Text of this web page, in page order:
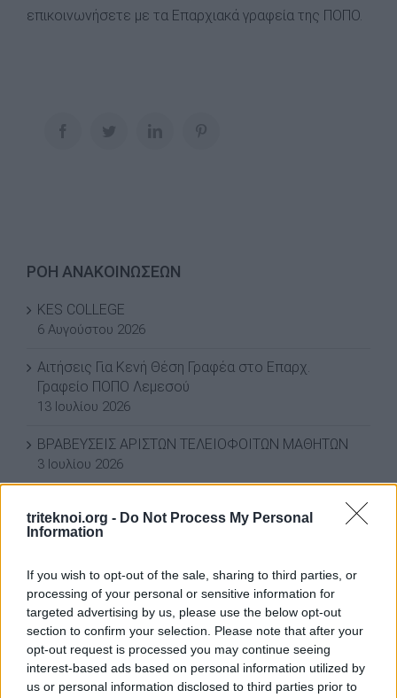
triteknoi.org - Do Not Process My Personal
Information
If you wish to opt-out of the sale, sharing to third parties, or
processing of your personal or sensitive information for
targeted advertising by us, please use the below opt-out
section to confirm your selection. Please note that after your
opt-out request is processed you may continue seeing
interest-based ads based on personal information utilized by
us or personal information disclosed to third parties prior to
επικοινωνήσετε με τα Επαρχιακά γραφεία της ΠΟΠΟ.
ΡΟΗ ΑΝΑΚΟΙΝΩΣΕΩΝ
KES COLLEGE
6 Αυγούστου 2026
Αιτήσεις Για Κενή Θέση Γραφέα στο Επαρχ.
Γραφείο ΠΟΠΟ Λεμεσού
13 Ιουλίου 2026
ΒΡΑΒΕΥΣΕΙΣ ΑΡΙΣΤΩΝ ΤΕΛΕΙΟΦΟΙΤΩΝ ΜΑΘΗΤΩΝ
3 Ιουλίου 2026
ΕΚΠΤΩΣΗ ΣΤΗ ΦΟΡΟΛΟΓΙΑ ΣΚΥΒΑΛΩΝ ΓΙΑ ΤΟ 2026
3 Ιουλίου 2026
11 Ιουνίου 2026
Water World Ayia Napa Cyprus ΕΚΠΤΩΣΗ ΓΙΑ 2026
8 Ιουνίου 2026
ΕΚΠΤΩΣΗ ΑΠΟ ΚΟΙΝΟΤΙΚΟ ΣΥΜΒΟΥΛΙΟ ΜΑΡΩΝΙΟΥ
3 Ιουνίου 2026